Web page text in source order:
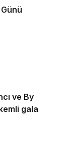
ve By
gala